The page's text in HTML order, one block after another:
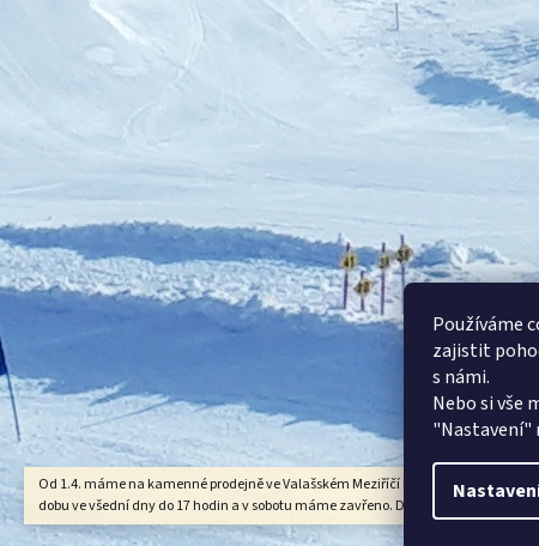
Používáme
zajistit
s námi.
Nebo si vše
"Nastavení"
Od 1.4. máme na kamenné prodejně ve Valašském Meziříčí letní zkrácenou
dobu ve všední dny do 17 hodin a v sobotu máme zavřeno. Děkujeme za pochopení.